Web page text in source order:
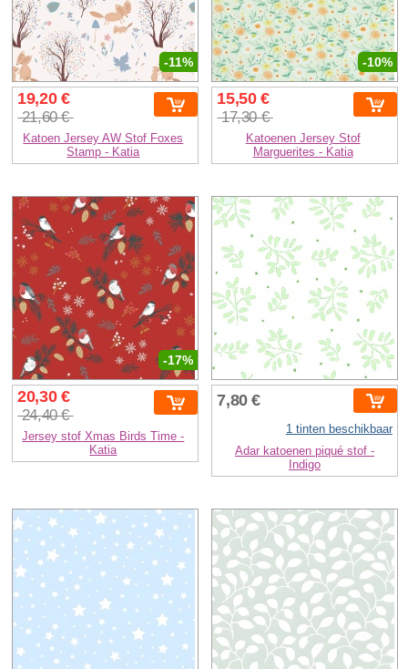
-11%
19,20 €
21,60 €
Katoen Jersey AW Stof Foxes
Stamp - Katia
-10%
15,50 €
17,30 €
Katoenen Jersey Stof
Marguerites - Katia
-17%
20,30 €
24,40 €
Jersey stof Xmas Birds Time -
Katia
7,80 €
1 tinten beschikbaar
Adar katoenen piqué stof -
Indigo